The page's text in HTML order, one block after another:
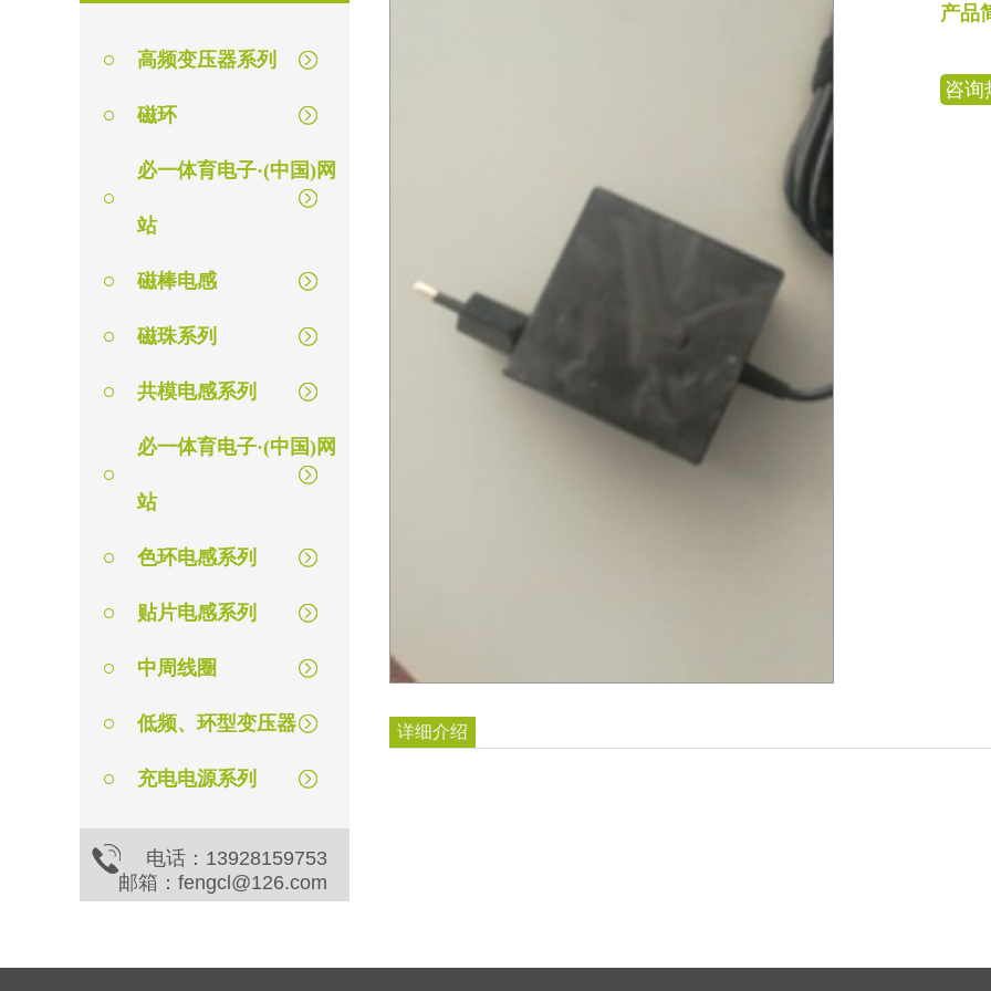
高频变压器系列
磁环
必一体育电子·(中国)网
站
磁棒电感
磁珠系列
共模电感系列
必一体育电子·(中国)网
站
色环电感系列
贴片电感系列
中周线圈
低频、环型变压器
充电电源系列
电话：13928159753
邮箱：fengcl@126.com
产品
咨询
详细介绍